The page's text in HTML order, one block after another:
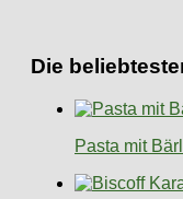
Die
Pasta mit